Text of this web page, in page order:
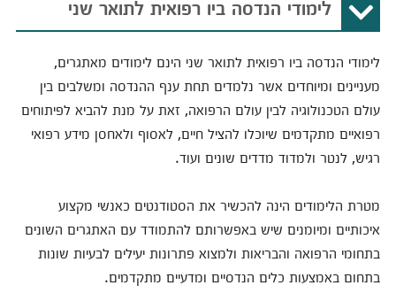
לימודי הנדסה ביו רפואית לתואר שני
לימודי הנדסה ביו רפואית לתואר שני הינם לימודים מאתגרים,
מעניינים ומיוחדים אשר נלמדים תחת ענף ההנדסה ומשלבים בין
עולם הטכנולוגיה לבין עולם הרפואה, זאת על מנת להביא לפיתוחים
רפואיים מתקדמים שיוכלו להציל חיים, לאסוף ולאחסן מידע רפואי
רגיש, לנטר ולמדוד מדדים שונים ועוד.
מטרת הלימודים הינה להכשיר את הסטודנטים כאנשי מקצוע
איכותיים ומיומנים שיש באפשרותם להתמודד עם האתגרים השונים
בתחומי הרפואה והבריאות ולמצוא פתרונות יעילים לבעיות שונות
בתחום באמצעות כלים הנדסיים ומדעיים מתקדמים.